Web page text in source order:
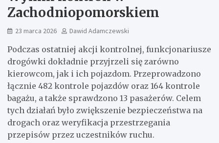
Zachodniopomorskiem
23 marca 2026 Dawid Adamczewski
Podczas ostatniej akcji kontrolnej, funkcjonariusze
drogówki dokładnie przyjrzeli się zarówno
kierowcom, jak i ich pojazdom. Przeprowadzono
łącznie 482 kontrole pojazdów oraz 164 kontrole
bagażu, a także sprawdzono 13 pasażerów. Celem
tych działań było zwiększenie bezpieczeństwa na
drogach oraz weryfikacja przestrzegania
przepisów przez uczestników ruchu.